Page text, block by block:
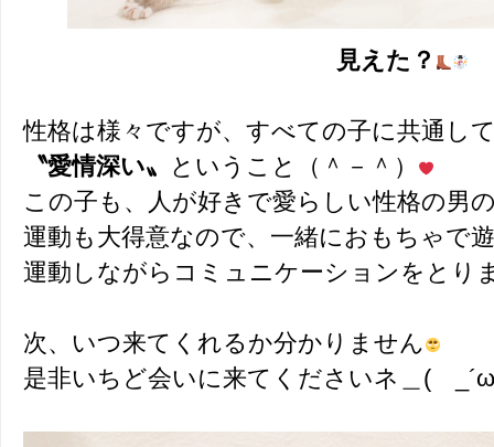
見えた？
性格は様々ですが、すべての子に共通し
〝愛情深い〟 ということ（＾－＾）
この子も、人が好きで愛らしい性格の男
運動も大得意なので、一緒におもちゃで
運動しながらコミュニケーションをとり
次、いつ来てくれるか分かりません
是非いちど会いに来てくださいネ＿(